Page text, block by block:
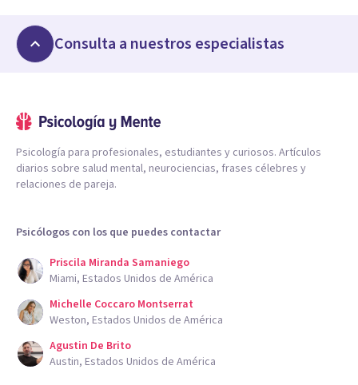
Consulta a nuestros especialistas
Psicología para profesionales, estudiantes y curiosos. Artículos
diarios sobre salud mental, neurociencias, frases célebres y
relaciones de pareja.
Psicólogos con los que puedes contactar
Priscila Miranda Samaniego
Miami, Estados Unidos de América
Michelle Coccaro Montserrat
Weston, Estados Unidos de América
Agustin De Brito
Austin, Estados Unidos de América